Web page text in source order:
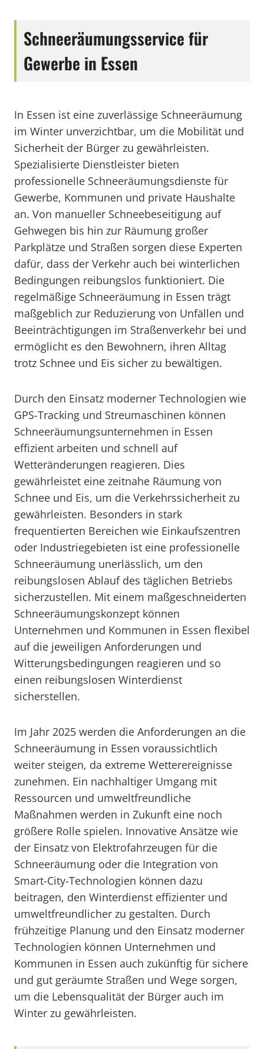
Schneeräumungsservice für
Gewerbe in Essen
In Essen ist eine zuverlässige Schneeräumung
im Winter unverzichtbar, um die Mobilität und
Sicherheit der Bürger zu gewährleisten.
Spezialisierte Dienstleister bieten
professionelle Schneeräumungsdienste für
Gewerbe, Kommunen und private Haushalte
an. Von manueller Schneebeseitigung auf
Gehwegen bis hin zur Räumung großer
Parkplätze und Straßen sorgen diese Experten
dafür, dass der Verkehr auch bei winterlichen
Bedingungen reibungslos funktioniert. Die
regelmäßige Schneeräumung in Essen trägt
maßgeblich zur Reduzierung von Unfällen und
Beeinträchtigungen im Straßenverkehr bei und
ermöglicht es den Bewohnern, ihren Alltag
trotz Schnee und Eis sicher zu bewältigen.
Durch den Einsatz moderner Technologien wie
GPS-Tracking und Streumaschinen können
Schneeräumungsunternehmen in Essen
effizient arbeiten und schnell auf
Wetteränderungen reagieren. Dies
gewährleistet eine zeitnahe Räumung von
Schnee und Eis, um die Verkehrssicherheit zu
gewährleisten. Besonders in stark
frequentierten Bereichen wie Einkaufszentren
oder Industriegebieten ist eine professionelle
Schneeräumung unerlässlich, um den
reibungslosen Ablauf des täglichen Betriebs
sicherzustellen. Mit einem maßgeschneiderten
Schneeräumungskonzept können
Unternehmen und Kommunen in Essen flexibel
auf die jeweiligen Anforderungen und
Witterungsbedingungen reagieren und so
einen reibungslosen Winterdienst
sicherstellen.
Im Jahr 2025 werden die Anforderungen an die
Schneeräumung in Essen voraussichtlich
weiter steigen, da extreme Wetterereignisse
zunehmen. Ein nachhaltiger Umgang mit
Ressourcen und umweltfreundliche
Maßnahmen werden in Zukunft eine noch
größere Rolle spielen. Innovative Ansätze wie
der Einsatz von Elektrofahrzeugen für die
Schneeräumung oder die Integration von
Smart-City-Technologien können dazu
beitragen, den Winterdienst effizienter und
umweltfreundlicher zu gestalten. Durch
frühzeitige Planung und den Einsatz moderner
Technologien können Unternehmen und
Kommunen in Essen auch zukünftig für sichere
und gut geräumte Straßen und Wege sorgen,
um die Lebensqualität der Bürger auch im
Winter zu gewährleisten.